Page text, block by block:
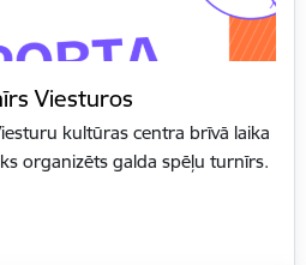
Viesturos
kultūras centra brīvā laika
organizēts galda spēļu turnīrs.